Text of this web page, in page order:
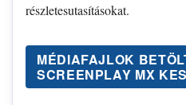
részletesutasításokat.
MÉDIAFAJLOK
SCREENPLAY MX